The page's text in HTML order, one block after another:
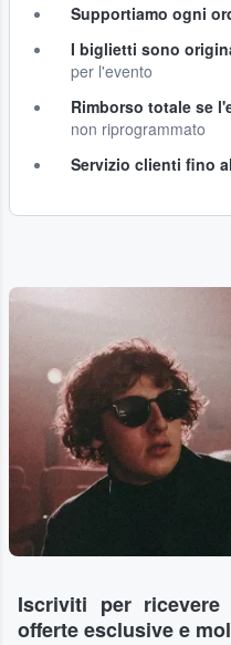
Supportiamo ogni
I biglietti sono
per l'evento
Rimborso totale se
non riprogrammato
Servizio clienti fino
Iscriviti per
offerte esclusive e